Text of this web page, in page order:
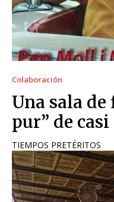
Colaboración
Una sala
pur” de
TIEMPOS